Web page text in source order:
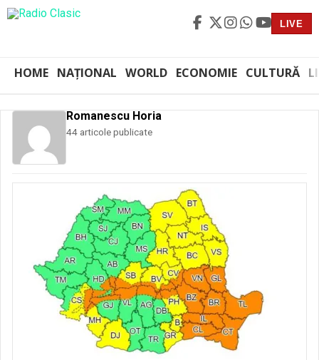
LIVE
HOME NAȚIONAL WORLD ECONOMIE CULTURĂ
Romanescu Horia
44 articole publicate